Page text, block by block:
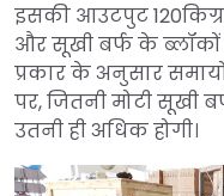
इसकी आउटपुट
और सूखी बर्फ के
प्रकार के अनुसार
पर, जितनी मोटी सूखी
उतनी ही अधिक होगी।